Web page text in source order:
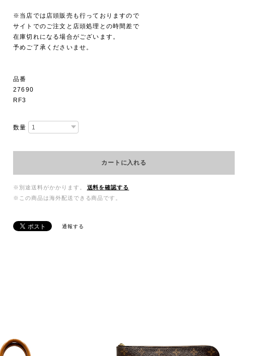
※当店では店頭販売も行っておりますので
サイトでのご注文と店頭処理との時間差で
在庫切れになる場合がございます。
予めご了承くださいませ。
品番
27690
RF3
数量
カートに入れる
※別途送料がかかります。
送料を確認する
※この商品は海外配送できる商品です。
通報する